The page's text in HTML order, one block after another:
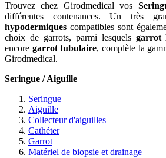
Trouvez chez Girodmedical vos
différentes contenances. Un très
hypodermiques compatibles sont
choix de garrots, parmi lesquels garrot
encore garrot tubulaire, complète la
Girodmedical.
Seringue / Aiguille
Seringue
Aiguille
Collecteur d'aiguilles
Cathéter
Garrot
Matériel de biopsie et drainage